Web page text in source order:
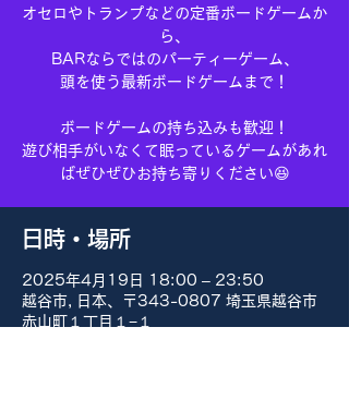
オセロやトランプなどの定番ボードゲームか
ら、
BARならではのパーティーゲーム、
頭を使う最新ボードゲームまで！
ボードゲームの持ち込みも歓迎！
遊び相手がいなくて眠っているゲームがあれ
ばぜひぜひお持ち寄りください😆
日時・場所
2025年4月19日 18:00 – 23:50
越谷市, 日本、〒343-0807 埼玉県越谷市
赤山町１丁目１−１